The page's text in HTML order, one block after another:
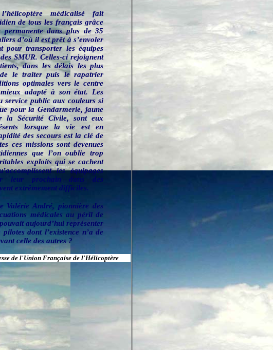
médicalisé fait
de tous les français grâce
permanente dans plus de 35
d’où il est prêt à s’envoler
pour transporter les équipes
SMUR. Celles-ci rejoignent
dans les délais les plus
le traiter puis le rapatrier
optimales vers le centre
adapté à son état. Les
service public aux couleurs si
pour la Gendarmerie, jaune
la Sécurité Civile, sont eux
lorsque la vie est en
des secours est la clé de
ces missions sont devenues
que l’on oublie trop
exploits qui se cachent
les équipages
leur prochain dans des
extrêmement difficiles.
Valérie André, pionnière des
médicales au péril de
aujourd’hui représenter
dont l’existence n’a de
celle des autres ?
de l'Union Française de l'Hélicoptère